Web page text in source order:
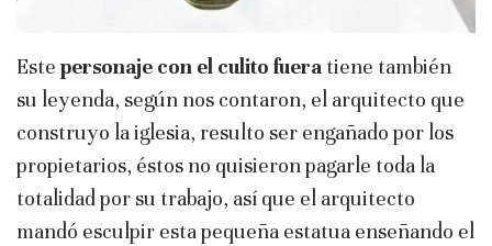
Este personaje con el culito fuera tiene también
su leyenda, según nos contaron, el arquitecto que
construyo la iglesia, resulto ser engañado por los
propietarios, éstos no quisieron pagarle toda la
totalidad por su trabajo, así que el arquitecto
mandó esculpir esta pequeña estatua enseñando el